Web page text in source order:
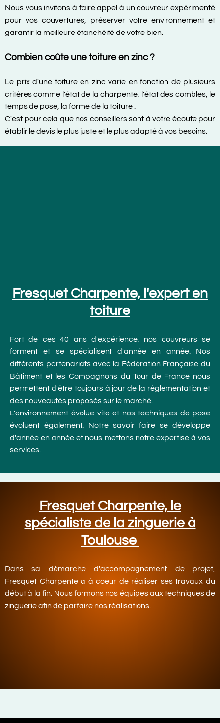
Nous vous invitons à faire appel à un couvreur expérimenté
pour vos couvertures, préserver votre environnement et
garantir la meilleure étanchéité de votre bien.
Combien coûte une toiture en zinc ?
Le prix d'une toiture en zinc varie en fonction de plusieurs
critères comme l'état de la charpente, l'état des combles, le
temps de pose, la forme de la toiture .
C'est pour cela que nos conseillers sont à votre écoute pour
établir le devis le plus juste et le plus adapté à vos besoins.
Fresquet Charpente, l'expert en
toiture
Fort de ces 40 ans d'expérience, nos couvreurs se
forment et se spécialisent d'année en année. Nos
différents partenariats avec la Fédération Française du
Bâtiment et les Compagnons du Tour de France nous
permettent d'être toujours à jour de la règlementation et
des nouveautés proposés sur le marché.
L'environnement évolue vite et nos techniques de pose
évoluent également. Notre savoir faire se développe
d'année en année et nous mettons notre expertise à vos
services.
Fresquet Charpente, le
spécialiste de la zinguerie à
Toulouse
Dans sa démarche d'accompagnement de projet,
Fresquet Charpente a à coeur de réaliser ses travaux du
début à la fin. Nous formons nos équipes aux techniques de
zinguerie afin de parfaire nos réalisations.